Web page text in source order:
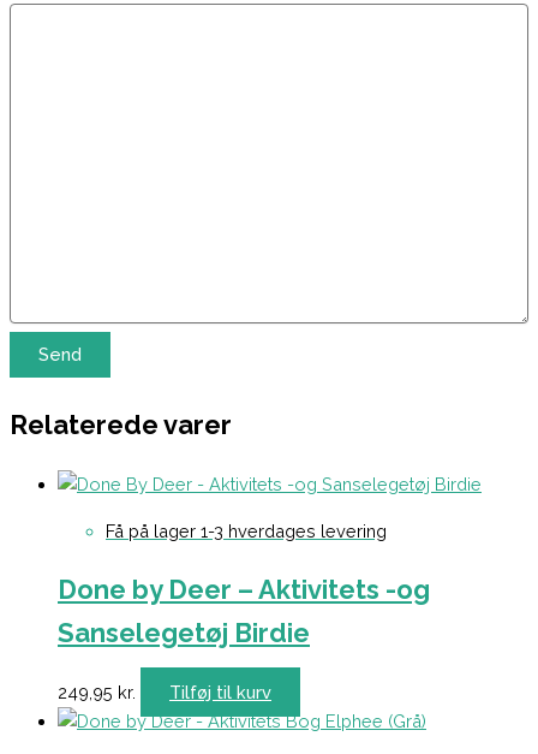
Relaterede varer
Få på lager 1-3 hverdages levering
Done by Deer – Aktivitets -og
Sanselegetøj Birdie
249,95 kr. Tilføj til kurv